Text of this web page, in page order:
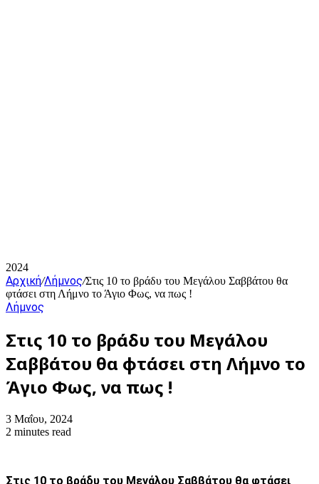
2024
Αρχική/Λήμνος/Στις 10 το βράδυ του Μεγάλου Σαββάτου θα
φτάσει στη Λήμνο το Άγιο Φως, να πως !
Λήμνος
Στις 10 το βράδυ του Μεγάλου
Σαββάτου θα φτάσει στη Λήμνο το
Άγιο Φως, να πως !
3 Μαΐου, 2024
2 minutes read
Στις 10 το βράδυ του Μεγάλου Σαββάτου θα φτάσει